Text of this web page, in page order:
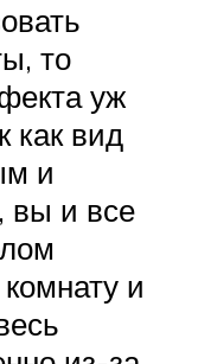
то
уж
как вид
и
вы и все
и